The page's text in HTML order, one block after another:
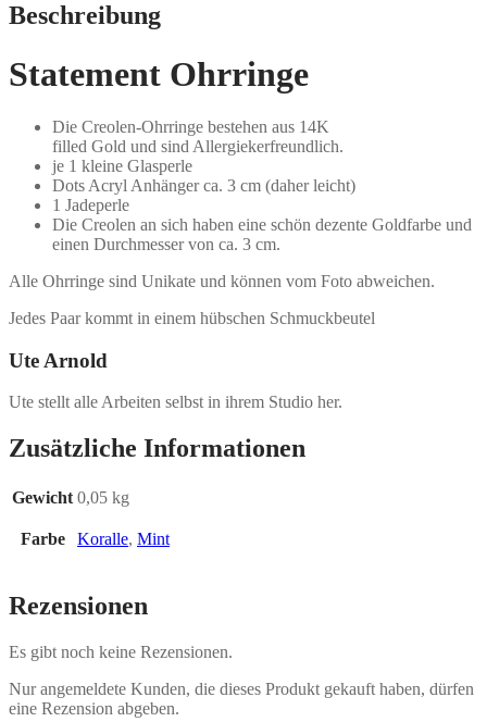
Beschreibung
Statement Ohrringe
Die Creolen-Ohrringe bestehen aus 14K
filled Gold und sind Allergiekerfreundlich.
je 1 kleine Glasperle
Dots Acryl Anhänger ca. 3 cm (daher leicht)
1 Jadeperle
Die Creolen an sich haben eine schön dezente Goldfarbe und
einen Durchmesser von ca. 3 cm.
Alle Ohrringe sind Unikate und können vom Foto abweichen.
Jedes Paar kommt in einem hübschen Schmuckbeutel
Ute Arnold
Ute stellt alle Arbeiten selbst in ihrem Studio her.
Zusätzliche Informationen
Gewicht 0,05 kg
Farbe Koralle, Mint
Rezensionen
Es gibt noch keine Rezensionen.
Nur angemeldete Kunden, die dieses Produkt gekauft haben, dürfen
eine Rezension abgeben.